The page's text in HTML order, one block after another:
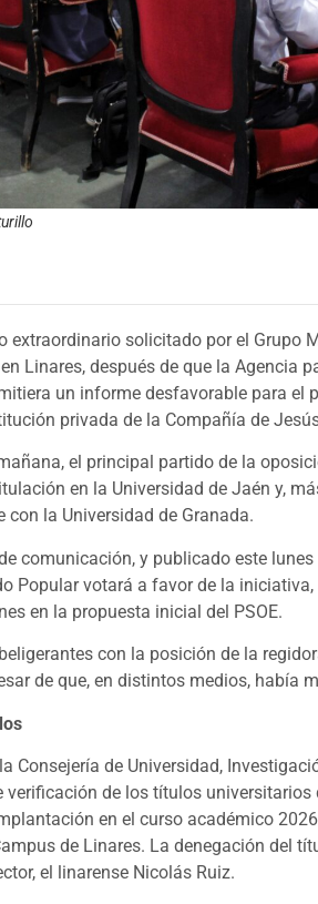
extraordinario solicitado por el Grupo
Linares, después de que la Agencia
un informe desfavorable para el
privada de la Compañía de
el principal partido de la
en la Universidad de Jaén y,
la Universidad de Granada.
comunicación, y publicado este
Popular votará a favor de la
en la propuesta inicial del PSOE.
con la posición de la
de que, en distintos medios, había
Consejería de Universidad,
de los títulos universitarios
en el curso académico
de Linares. La denegación del
el linarense Nicolás Ruiz.